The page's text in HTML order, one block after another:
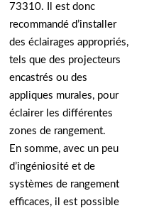
73310. Il est donc
recommandé d’installer
des éclairages appropriés,
tels que des projecteurs
encastrés ou des
appliques murales, pour
éclairer les différentes
zones de rangement.
En somme, avec un peu
d’ingéniosité et de
systèmes de rangement
efficaces, il est possible